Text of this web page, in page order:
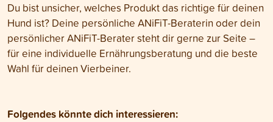
Du bist unsicher, welches Produkt das richtige für deinen
Hund ist? Deine persönliche ANiFiT-Beraterin oder dein
persönlicher ANiFiT-Berater steht dir gerne zur Seite –
für eine individuelle Ernährungsberatung und die beste
Wahl für deinen Vierbeiner.
Folgendes könnte dich interessieren: